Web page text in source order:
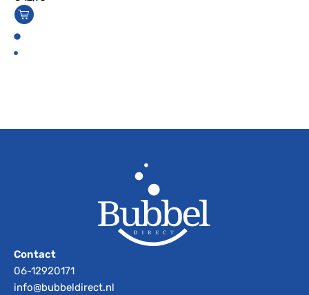
Contact
06-12920171
info@bubbeldirect.nl